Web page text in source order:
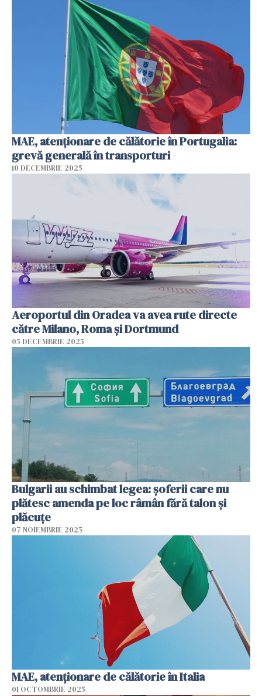
MAE, atenţionare de călătorie în Portugalia:
grevă generală în transporturi
10 DECEMBRIE 2025
Aeroportul din Oradea va avea rute directe
către Milano, Roma şi Dortmund
05 DECEMBRIE 2025
Bulgarii au schimbat legea: șoferii care nu
plătesc amenda pe loc râmân fără talon și
plăcuțe
07 NOIEMBRIE 2025
MAE, atenţionare de călătorie în Italia
01 OCTOMBRIE 2025